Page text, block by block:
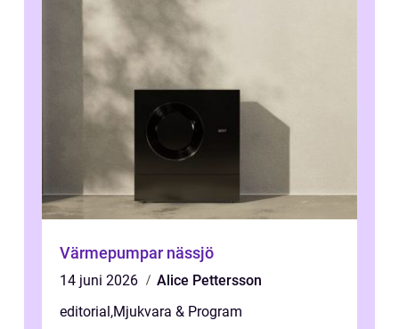
Värmepumpar nässjö
14 juni 2026
Alice Pettersson
editorial,Mjukvara & Program